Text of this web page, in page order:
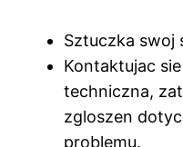
Sztuczka swoj
Kontaktujac
techniczna,
zgloszen
problemu.